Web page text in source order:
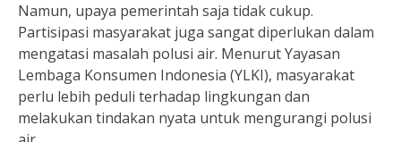
Namun, upaya pemerintah saja tidak cukup.
Partisipasi masyarakat juga sangat diperlukan dalam
mengatasi masalah polusi air. Menurut Yayasan
Lembaga Konsumen Indonesia (YLKI), masyarakat
perlu lebih peduli terhadap lingkungan dan
melakukan tindakan nyata untuk mengurangi polusi